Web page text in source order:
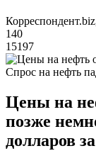
140
15197
Спрос на нефть
Цены на
позже
долларов